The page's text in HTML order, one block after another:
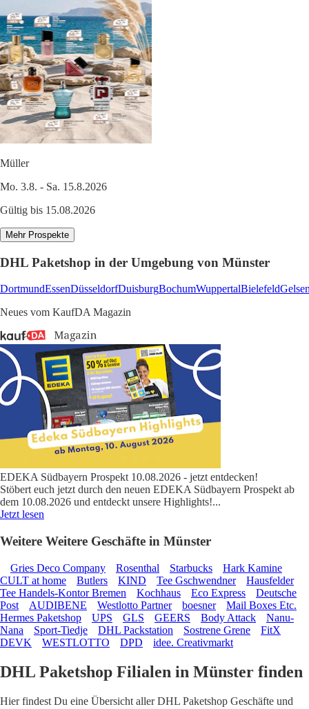
Müller
Mo. 3.8. - Sa. 15.8.2026
Gültig bis 15.08.2026
Mehr Prospekte
DHL Paketshop in der Umgebung von Münster
DortmundEssenDüsseldorfDuisburgBochumWuppertalBielefeld
Neues vom KaufDA Magazin
EDEKA Südbayern Prospekt 10.08.2026 - jetzt entdecken!
Stöbert euch jetzt durch den neuen EDEKA Südbayern Prospekt ab
dem 10.08.2026 und entdeckt unsere Highlights!...
Jetzt lesen
Weitere Weitere Geschäfte in Münster
Gries Deco Company Rosenthal Starbucks
Hark Kamine
CULT at home
Butlers KIND Tee Gschwendner
Hausfelder
Tee Handels-Kontor Bremen
Kochhaus Eco Express
Deutsche
Post
AUDIBENE Westlotto Partner boesner
Mail Boxes Etc.
Hermes Paketshop
UPS GLS GEERS Body Attack
Nanu-
Nana
Sport-Tiedje DHL Packstation Sostrene Grene
FitX
DEVK
WESTLOTTO DPD idee. Creativmarkt
DHL Paketshop Filialen in Münster finden
Hier findest Du eine Übersicht aller DHL Paketshop Geschäfte und